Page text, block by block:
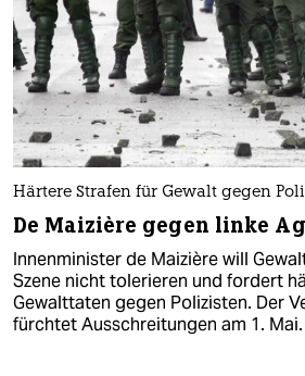
Härtere Strafen für Gewalt gegen
De Maizière gegen linke
Innenminister de Maizière will
Szene nicht tolerieren und fordert
Gewalttaten gegen Polizisten. Der
fürchtet Ausschreitungen am 1. Mai.